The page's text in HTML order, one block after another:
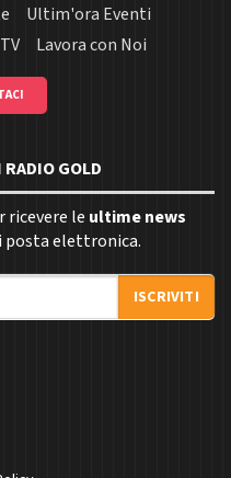
Ultim'ora Eventi
Lavora con Noi
GOLD
ricevere le ultime news
posta elettronica.
ISCRIVITI